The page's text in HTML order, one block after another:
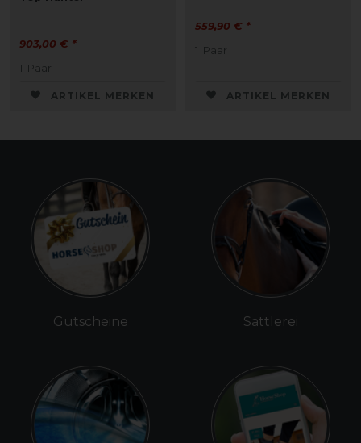
903,00 € *
1 Paar
ARTIKEL MERKEN
559,90 € *
1 Paar
ARTIKEL MERKEN
Gutscheine Sattlerei